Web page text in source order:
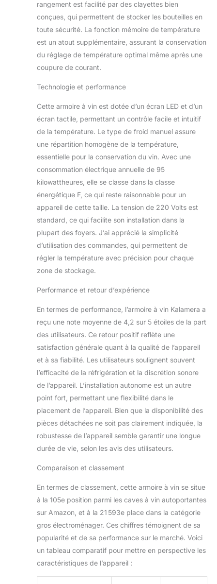
rangement est facilité par des clayettes bien
conçues, qui permettent de stocker les bouteilles en
toute sécurité. La fonction mémoire de température
est un atout supplémentaire, assurant la conservation
du réglage de température optimal même après une
coupure de courant.
Technologie et performance
Cette armoire à vin est dotée d’un écran LED et d’un
écran tactile, permettant un contrôle facile et intuitif
de la température. Le type de froid manuel assure
une répartition homogène de la température,
essentielle pour la conservation du vin. Avec une
consommation électrique annuelle de 95
kilowattheures, elle se classe dans la classe
énergétique F, ce qui reste raisonnable pour un
appareil de cette taille. La tension de 220 Volts est
standard, ce qui facilite son installation dans la
plupart des foyers. J’ai apprécié la simplicité
d’utilisation des commandes, qui permettent de
régler la température avec précision pour chaque
zone de stockage.
Performance et retour d’expérience
En termes de performance, l’armoire à vin Kalamera a
reçu une note moyenne de 4,2 sur 5 étoiles de la part
des utilisateurs. Ce retour positif reflète une
satisfaction générale quant à la qualité de l’appareil
et à sa fiabilité. Les utilisateurs soulignent souvent
l’efficacité de la réfrigération et la discrétion sonore
de l’appareil. L’installation autonome est un autre
point fort, permettant une flexibilité dans le
placement de l’appareil. Bien que la disponibilité des
pièces détachées ne soit pas clairement indiquée, la
robustesse de l’appareil semble garantir une longue
durée de vie, selon les avis des utilisateurs.
Comparaison et classement
En termes de classement, cette armoire à vin se situe
à la 105e position parmi les caves à vin autoportantes
sur Amazon, et à la 21 593e place dans la catégorie
gros électroménager. Ces chiffres témoignent de sa
popularité et de sa performance sur le marché. Voici
un tableau comparatif pour mettre en perspective les
caractéristiques de l’appareil :